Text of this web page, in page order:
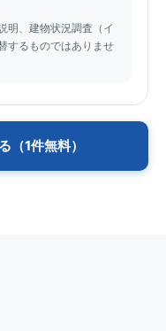
明、建物状況調査（イ
するものではありませ
（1件無料）